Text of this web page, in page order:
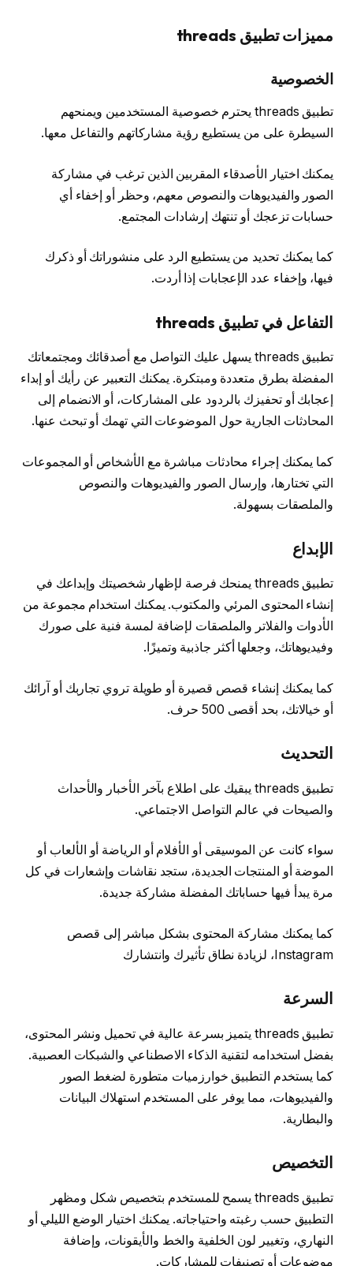
مميزات تطبيق threads
الخصوصية
تطبيق threads يحترم خصوصية المستخدمين ويمنحهم
السيطرة على من يستطيع رؤية مشاركاتهم والتفاعل معها.
يمكنك اختيار الأصدقاء المقربين الذين ترغب في مشاركة
الصور والفيديوهات والنصوص معهم، وحظر أو إخفاء أي
حسابات تزعجك أو تنتهك إرشادات المجتمع.
كما يمكنك تحديد من يستطيع الرد على منشوراتك أو ذكرك
فيها، وإخفاء عدد الإعجابات إذا أردت.
التفاعل في تطبيق threads
تطبيق threads يسهل عليك التواصل مع أصدقائك ومجتمعاتك
المفضلة بطرق متعددة ومبتكرة. يمكنك التعبير عن رأيك أو إبداء
إعجابك أو تحفيزك بالردود على المشاركات، أو الانضمام إلى
المحادثات الجارية حول الموضوعات التي تهمك أو تبحث عنها.
كما يمكنك إجراء محادثات مباشرة مع الأشخاص أو المجموعات
التي تختارها، وإرسال الصور والفيديوهات والنصوص
والملصقات بسهولة.
الإبداع
تطبيق threads يمنحك فرصة لإظهار شخصيتك وإبداعك في
إنشاء المحتوى المرئي والمكتوب. يمكنك استخدام مجموعة من
الأدوات والفلاتر والملصقات لإضافة لمسة فنية على صورك
وفيديوهاتك، وجعلها أكثر جاذبية وتميزًا.
كما يمكنك إنشاء قصص قصيرة أو طويلة تروي تجاربك أو آرائك
أو خيالاتك، بحد أقصى 500 حرف.
التحديث
تطبيق threads يبقيك على اطلاع بآخر الأخبار والأحداث
والصيحات في عالم التواصل الاجتماعي.
سواء كانت عن الموسيقى أو الأفلام أو الرياضة أو الألعاب أو
الموضة أو المنتجات الجديدة، ستجد نقاشات وإشعارات في كل
مرة يبدأ فيها حساباتك المفضلة مشاركة جديدة.
كما يمكنك مشاركة المحتوى بشكل مباشر إلى قصص
Instagram، لزيادة نطاق تأثيرك وانتشارك
السرعة
تطبيق threads يتميز بسرعة عالية في تحميل ونشر المحتوى،
بفضل استخدامه لتقنية الذكاء الاصطناعي والشبكات العصبية.
كما يستخدم التطبيق خوارزميات متطورة لضغط الصور
والفيديوهات، مما يوفر على المستخدم استهلاك البيانات
والبطارية.
التخصيص
تطبيق threads يسمح للمستخدم بتخصيص شكل ومظهر
التطبيق حسب رغبته واحتياجاته. يمكنك اختيار الوضع الليلي أو
النهاري، وتغيير لون الخلفية والخط والأيقونات، وإضافة
موضوعات أو تصنيفات للمشاركات.